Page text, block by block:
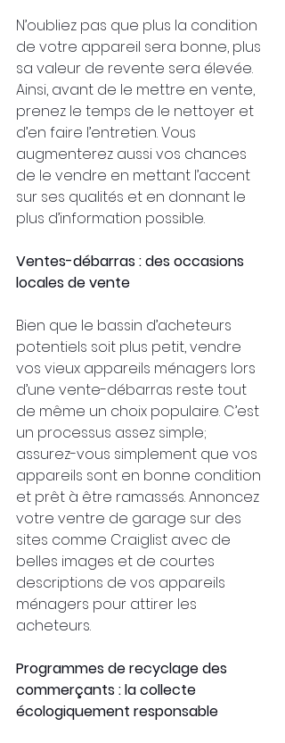
N’oubliez pas que plus la condition
de votre appareil sera bonne, plus
sa valeur de revente sera élevée.
Ainsi, avant de le mettre en vente,
prenez le temps de le nettoyer et
d’en faire l’entretien. Vous
augmenterez aussi vos chances
de le vendre en mettant l’accent
sur ses qualités et en donnant le
plus d’information possible.
Ventes-débarras : des occasions
locales de vente
Bien que le bassin d’acheteurs
potentiels soit plus petit, vendre
vos vieux appareils ménagers lors
d’une vente-débarras reste tout
de même un choix populaire. C’est
un processus assez simple;
assurez-vous simplement que vos
appareils sont en bonne condition
et prêt à être ramassés. Annoncez
votre ventre de garage sur des
sites comme Craiglist avec de
belles images et de courtes
descriptions de vos appareils
ménagers pour attirer les
acheteurs.
Programmes de recyclage des
commerçants : la collecte
écologiquement responsable